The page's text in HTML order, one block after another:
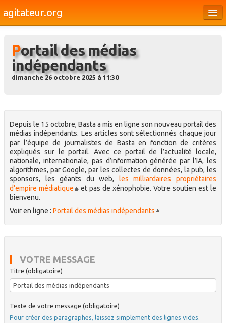
agitateur.org
Bourges & le Cher
Société
Médias
Dossiers
Brèves
Portail des médias
indépendants
dimanche 26 octobre 2025 à 11:30
Depuis le 15 octobre, Basta a mis en ligne son nouveau portail des
médias indépendants. Les articles sont sélectionnés chaque jour
par l’équipe de journalistes de Basta en fonction de critères
expliqués sur le portail. Avec ce portail de l’actualité locale,
nationale, internationale, pas d’information générée par l’IA, les
algorithmes, par Google, par les collectes de données, la pub, les
sponsors, les géants du web, les milliardaires propriétaires
d’empire médiatique
et pas de xénophobie. Votre soutien est le
bienvenu.
Voir en ligne : Portail des médias indépendants
VOTRE MESSAGE
Titre (obligatoire)
Texte de votre message (obligatoire)
Pour créer des paragraphes, laissez simplement des lignes vides.